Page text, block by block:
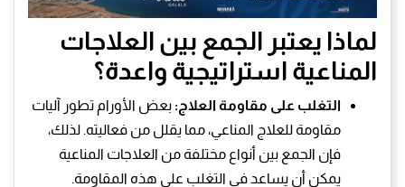
لماذا يعتبر الجمع بين العلاجات
المناعية استراتيجية واعدة؟
التغلب على مقاومة العلاج: بعض الأورام تطور آليات
مقاومة للعلاج المناعي، مما يقلل من فعاليته. لذلك،
فإن الجمع بين أنواع مختلفة من العلاجات المناعية
يمكن أن يساعد في التغلب على هذه المقاومة.